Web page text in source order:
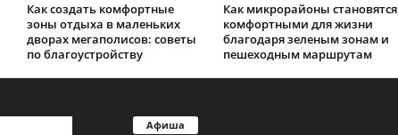
Как создать комфортные
зоны отдыха в маленьких
дворах мегаполисов: советы
по благоустройству
Как микрорайоны становятся
комфортными для жизни
благодаря зеленым зонам и
пешеходным маршрутам
Афиша